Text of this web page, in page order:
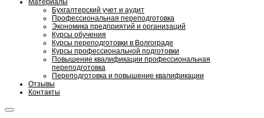
Материалы
Бухгалтерский учет и аудит
Профессиональная переподготовка
Экономика предприятий и организаций
Курсы обучения
Курсы переподготовки в Волгограде
Курсы профессиональной подготовки
Повышение квалификации профессиональная
переподготовка
Переподготовка и повышение квалификации
Отзывы
Контакты